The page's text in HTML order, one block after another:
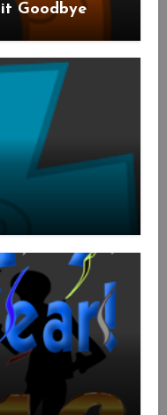
Goodbye